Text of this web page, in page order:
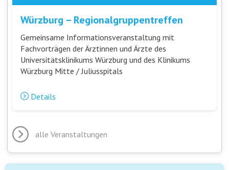
Würzburg – Regionalgruppentreffen
Gemeinsame Informationsveranstaltung mit
Fachvorträgen der Ärztinnen und Ärzte des
Universitätsklinikums Würzburg und des Klinikums
Würzburg Mitte / Juliusspitals
Details
alle Veranstaltungen